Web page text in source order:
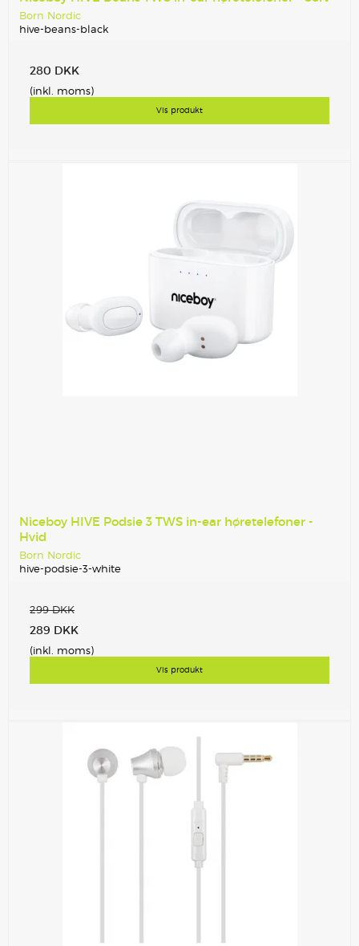
Born Nordic
hive-beans-black
280 DKK
(inkl. moms)
Vis produkt
Niceboy HIVE Podsie 3 TWS in-ear høretelefoner -
Hvid
Born Nordic
hive-podsie-3-white
299 DKK
289 DKK
(inkl. moms)
Vis produkt